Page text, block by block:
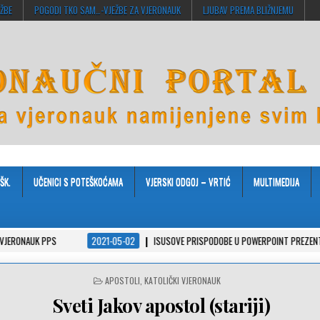
POGODI TKO SAM…-VJEŽBE ZA VJERONAUK LJUBAV PREMA BLIŽNJEMU
UČENICI S POTEŠKOĆAMA VJERSKI ODGOJ – VRTIĆ MULTIMEDIJA
2021-05-02 ISUSOVE PRISPODOBE U POWERPOINT PREZENTACIJAMA
POSTED
APOSTOLI ,KATOLIČKI VJERONAUK
Sveti Jakov apostol (stariji)